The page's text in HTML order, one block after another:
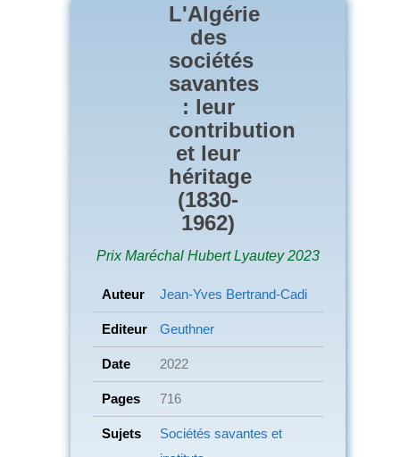
L'Algérie
des
sociétés
savantes
: leur
contribution
et leur
héritage
(1830-
1962)
Prix Maréchal Hubert Lyautey 2023
Auteur Jean-Yves Bertrand-Cadi
Editeur Geuthner
Date 2022
Pages 716
Sujets
Sociétés savantes et